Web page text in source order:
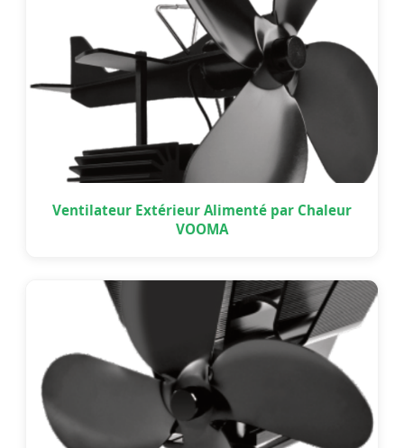
Ventilateur Extérieur Alimenté par Chaleur
VOOMA